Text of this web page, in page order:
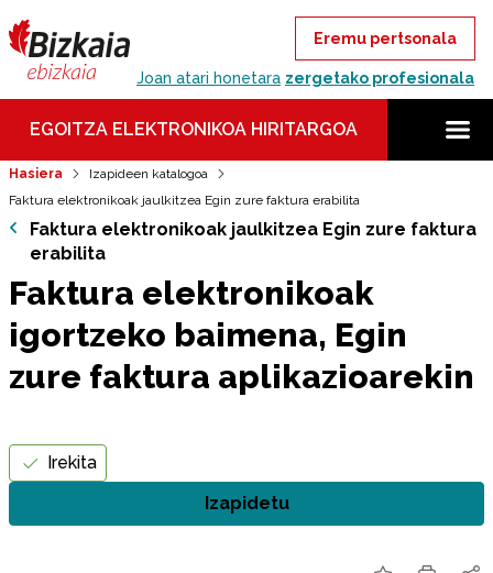
EGOITZA ELEKTRONIKOA HIRITARGOA
Joan atari honetara zergetako profesionala
Eremu pertsonala
Hasiera
Izapideen katalogoa
Faktura elektronikoak jaulkitzea Egin zure faktura erabilita
Faktura elektronikoak jaulkitzea Egin zure faktura
erabilita
Faktura elektronikoak
igortzeko baimena, Egin
zure faktura aplikazioarekin
Irekita
Izapidetu